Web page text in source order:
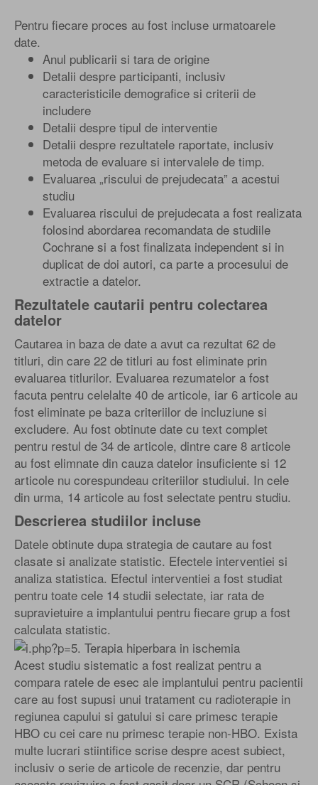
Pentru fiecare proces au fost incluse urmatoarele
date.
Anul publicarii si tara de origine
Detalii despre participanti, inclusiv
caracteristicile demografice si criterii de
includere
Detalii despre tipul de interventie
Detalii despre rezultatele raportate, inclusiv
metoda de evaluare si intervalele de timp.
Evaluarea „riscului de prejudecata” a acestui
studiu
Evaluarea riscului de prejudecata a fost realizata
folosind abordarea recomandata de studiile
Cochrane si a fost finalizata independent si in
duplicat de doi autori, ca parte a procesului de
extractie a datelor.
Rezultatele cautarii pentru colectarea
datelor
Cautarea in baza de date a avut ca rezultat 62 de
titluri, din care 22 de titluri au fost eliminate prin
evaluarea titlurilor. Evaluarea rezumatelor a fost
facuta pentru celelalte 40 de articole, iar 6 articole au
fost eliminate pe baza criteriilor de incluziune si
excludere. Au fost obtinute date cu text complet
pentru restul de 34 de articole, dintre care 8 articole
au fost elimnate din cauza datelor insuficiente si 12
articole nu corespundeau criteriilor studiului. In cele
din urma, 14 articole au fost selectate pentru studiu.
Descrierea studiilor incluse
Datele obtinute dupa strategia de cautare au fost
clasate si analizate statistic. Efectele interventiei si
analiza statistica. Efectul interventiei a fost studiat
pentru toate cele 14 studii selectate, iar rata de
supravietuire a implantului pentru fiecare grup a fost
calculata statistic.
Acest studiu sistematic a fost realizat pentru a
compara ratele de esec ale implantului pentru pacientii
care au fost supusi unui tratament cu radioterapie in
regiunea capului si gatului si care primesc terapie
HBO cu cei care nu primesc terapie non-HBO. Exista
multe lucrari stiintifice scrise despre acest subiect,
inclusiv o serie de articole de recenzie, dar pentru